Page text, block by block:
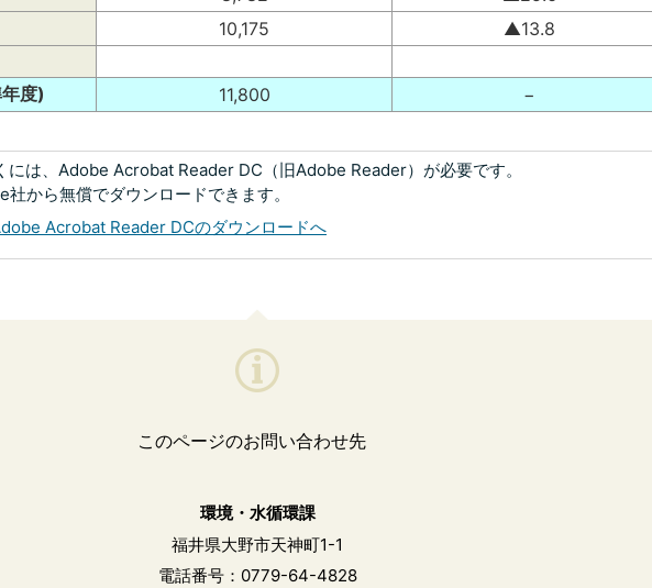
10,175 ▲13.8
度) 11,800 −
には、Adobe Acrobat Reader DC（旧Adobe Reader）が必要です。
から無償でダウンロードできます。
Acrobat Reader DCのダウンロードへ
このページのお問い合わせ先
環境・水循環課
福井県大野市天神町1-1
電話番号：0779-64-4828